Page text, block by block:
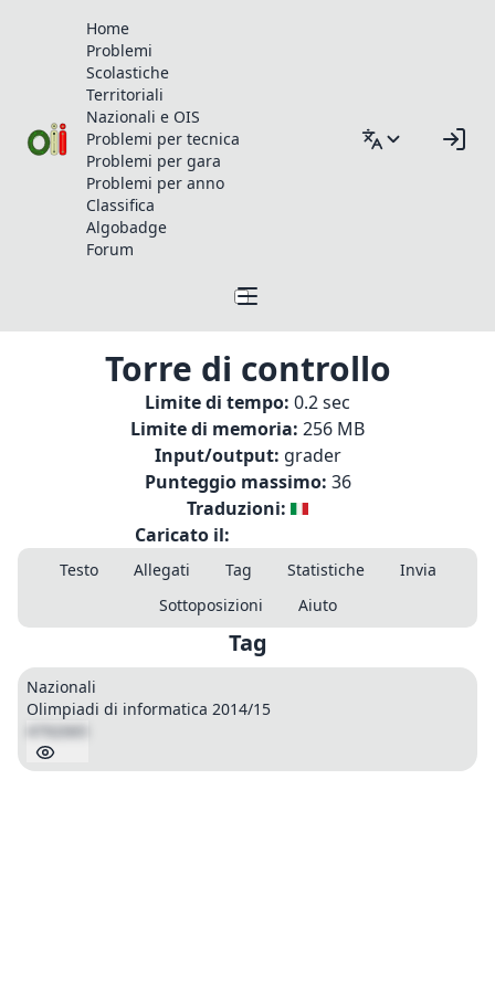
Home
Problemi
Scolastiche
Territoriali
Nazionali e OIS
Problemi per tecnica
Problemi per gara
Problemi per anno
Classifica
Algobadge
Forum
Torre di controllo
Limite di tempo: 0.2 sec
Limite di memoria: 256 MB
Input/output: grader
Punteggio massimo: 36
Traduzioni:
Caricato il:
Testo Allegati Tag Statistiche
Invia
Sottoposizioni
Aiuto
Tag
Nazionali
Olimpiadi di informatica 2014/15
4792065